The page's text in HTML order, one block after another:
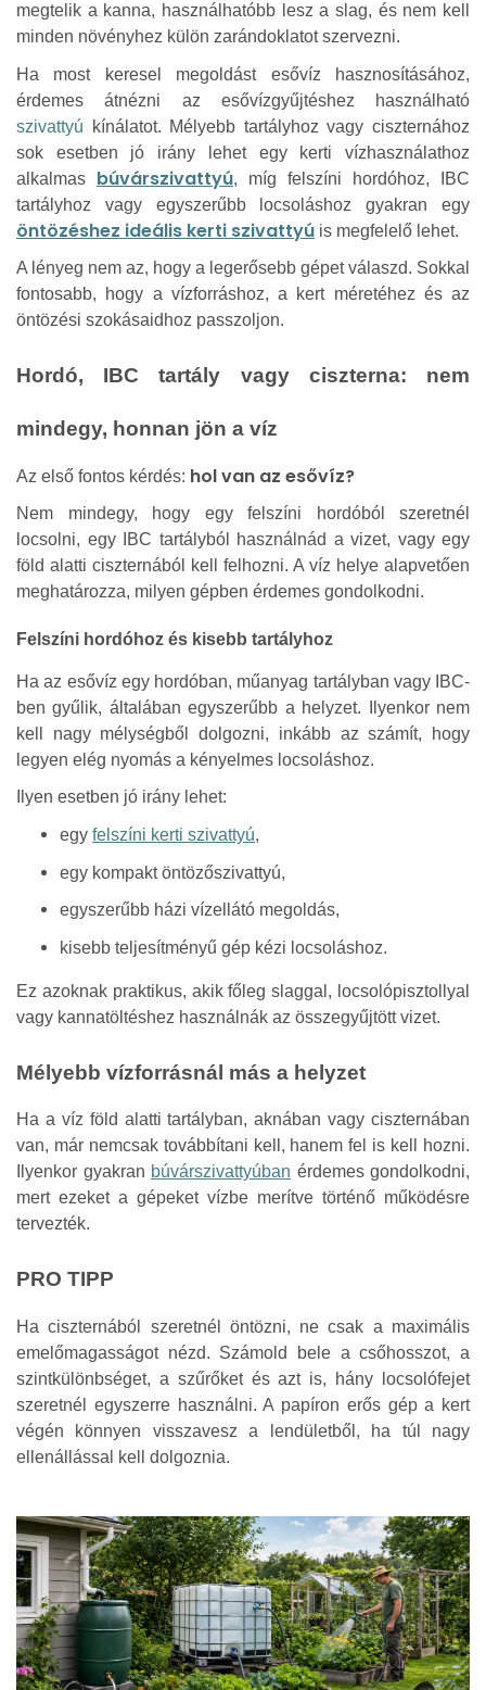
megtelik a kanna, használhatóbb lesz a slag, és nem kell
minden növényhez külön zarándoklatot szervezni.
Ha most keresel megoldást esővíz hasznosításához,
érdemes átnézni az esővízgyűjtéshez használható
szivattyú kínálatot. Mélyebb tartályhoz vagy ciszternához
sok esetben jó irány lehet egy kerti vízhasználathoz
alkalmas búvárszivattyú, míg felszíni hordóhoz, IBC
tartályhoz vagy egyszerűbb locsoláshoz gyakran egy
öntözéshez ideális kerti szivattyú is megfelelő lehet.
A lényeg nem az, hogy a legerősebb gépet válaszd. Sokkal
fontosabb, hogy a vízforráshoz, a kert méretéhez és az
öntözési szokásaidhoz passzoljon.
Hordó, IBC tartály vagy ciszterna: nem
mindegy, honnan jön a víz
Az első fontos kérdés: hol van az esővíz?
Nem mindegy, hogy egy felszíni hordóból szeretnél
locsolni, egy IBC tartályból használnád a vizet, vagy egy
föld alatti ciszternából kell felhozni. A víz helye alapvetően
meghatározza, milyen gépben érdemes gondolkodni.
Felszíni hordóhoz és kisebb tartályhoz
Ha az esővíz egy hordóban, műanyag tartályban vagy IBC-
ben gyűlik, általában egyszerűbb a helyzet. Ilyenkor nem
kell nagy mélységből dolgozni, inkább az számít, hogy
legyen elég nyomás a kényelmes locsoláshoz.
Ilyen esetben jó irány lehet:
egy felszíni kerti szivattyú,
egy kompakt öntözőszivattyú,
egyszerűbb házi vízellátó megoldás,
kisebb teljesítményű gép kézi locsoláshoz.
Ez azoknak praktikus, akik főleg slaggal, locsolópisztollyal
vagy kannatöltéshez használnák az összegyűjtött vizet.
Mélyebb vízforrásnál más a helyzet
Ha a víz föld alatti tartályban, aknában vagy ciszternában
van, már nemcsak továbbítani kell, hanem fel is kell hozni.
Ilyenkor gyakran búvárszivattyúban érdemes gondolkodni,
mert ezeket a gépeket vízbe merítve történő működésre
tervezték.
PRO TIPP
Ha ciszternából szeretnél öntözni, ne csak a maximális
emelőmagasságot nézd. Számold bele a csőhosszot, a
szintkülönbséget, a szűrőket és azt is, hány locsolófejet
szeretnél egyszerre használni. A papíron erős gép a kert
végén könnyen visszavesz a lendületből, ha túl nagy
ellenállással kell dolgoznia.